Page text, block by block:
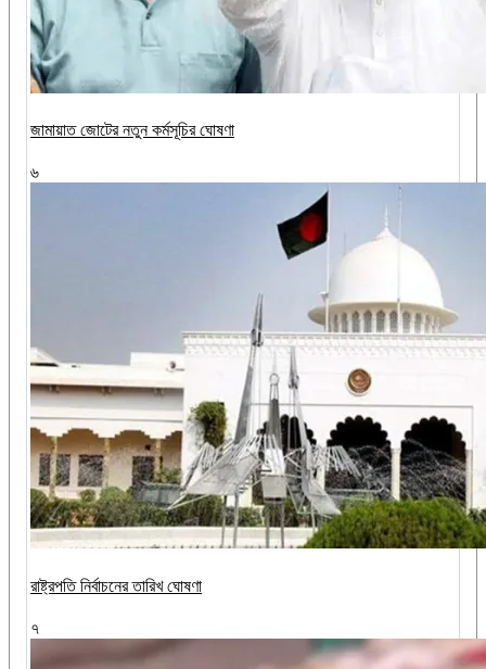
জামায়াত জোটের নতুন কর্মসূচির ঘোষণা
৬
রাষ্ট্রপতি নির্বাচনের তারিখ ঘোষণা
৭